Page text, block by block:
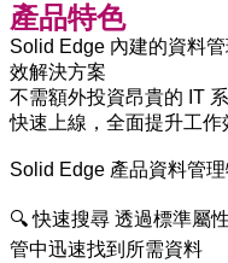
產品特色
Solid Edge 內建的資料
效解決方案
不需額外投資昂貴的 IT
快速上線，全面提升工作
Solid Edge 產品資料管
🔍 快速搜尋 透過標準屬
管中迅速找到所需資料